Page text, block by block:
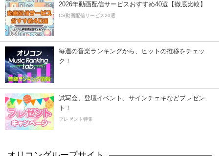
2026年動画配信サービスおすすめ40選【徹底比較】
CS動画配信サービス20選
毎週の音楽ランキングから、ヒットの推移をチェッ
ク！
試写会、登壇イベント、サインチェキなどプレゼン
ト！
プレゼント特集